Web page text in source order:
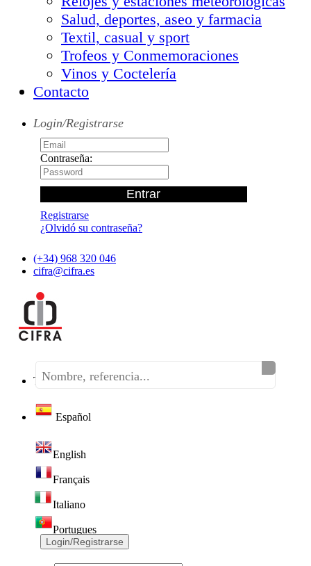
Salud, deportes, aseo y farmacia
Textil, casual y sport
Trofeos y Conmemoraciones
Vinos y Coctelería
Contacto
Login/Registrarse
Contraseña:
Registrarse
¿Olvidó su contraseña?
(+34) 968 320 046
cifra@cifra.es
Teléfono:(+34) 968 320 046
Español
English
Français
Italiano
Portugues
Login/Registrarse